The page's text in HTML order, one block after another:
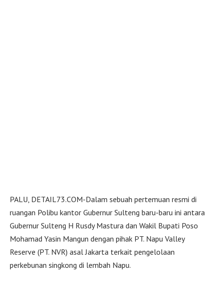
PALU, DETAIL73.COM-Dalam sebuah pertemuan resmi di
ruangan Polibu kantor Gubernur Sulteng baru-baru ini antara
Gubernur Sulteng H Rusdy Mastura dan Wakil Bupati Poso
Mohamad Yasin Mangun dengan pihak PT. Napu Valley
Reserve (PT. NVR) asal Jakarta terkait pengelolaan
perkebunan singkong di lembah Napu.